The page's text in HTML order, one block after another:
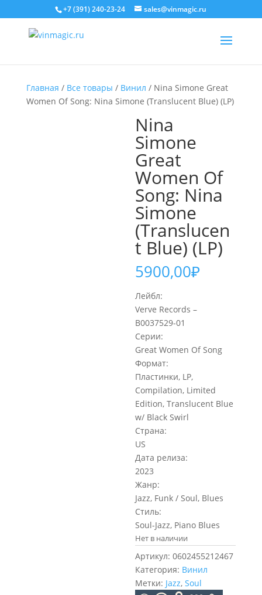
+7 (391) 240-23-24 sales@vinmagic.ru
Главная / Все товары / Винил / Nina Simone Great
Women Of Song: Nina Simone (Translucent Blue) (LP)
Nina
Simone
Great
Women Of
Song: Nina
Simone
(Translucen
t Blue) (LP)
5900,00₽
Лейбл:
Verve Records –
B0037529-01
Серии:
Great Women Of Song
Формат:
Пластинки, LP,
Compilation, Limited
Edition, Translucent Blue
w/ Black Swirl
Страна:
US
Дата релиза:
2023
Жанр:
Jazz, Funk / Soul, Blues
Стиль:
Soul-Jazz, Piano Blues
Нет в наличии
Артикул:0602455212467
Категория: Винил
Метки: Jazz,Soul